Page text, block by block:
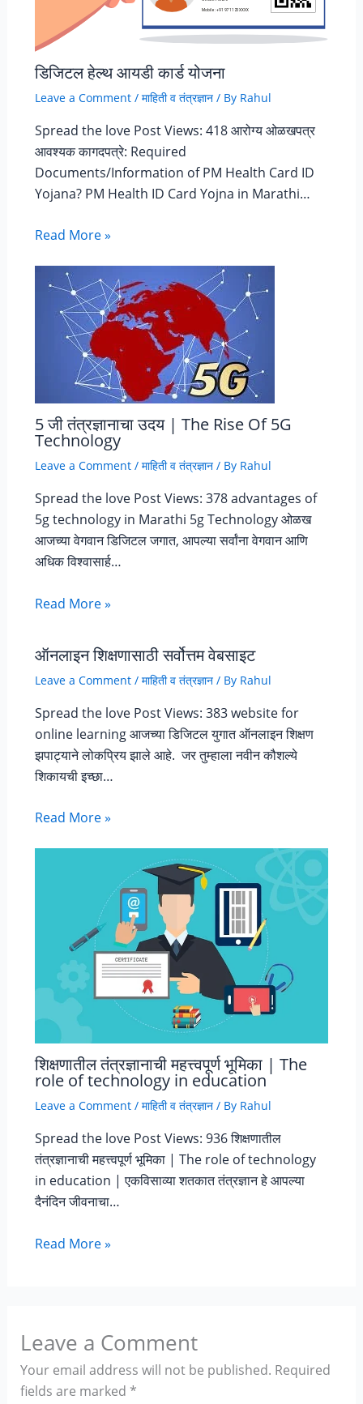
डिजिटल हेल्थ आयडी कार्ड योजना
Leave a Comment / माहिती व तंत्रज्ञान/ By Rahul
Spread the love Post Views: 418 आरोग्य ओळखपत्र
आवश्यक कागदपत्रे: Required
Documents/Information of PM Health Card ID
Yojana? PM Health ID Card Yojna in Marathi…
Read More »
5 जी तंत्रज्ञानाचा उदय | The Rise Of 5G
Technology
Leave a Comment / माहिती व तंत्रज्ञान/ By Rahul
Spread the love Post Views: 378 advantages of
5g technology in Marathi 5g Technology ओळख
आजच्या वेगवान डिजिटल जगात, आपल्या सर्वांना वेगवान आणि
अधिक विश्वासार्ह…
Read More »
ऑनलाइन शिक्षणासाठी सर्वोत्तम वेबसाइट
Leave a Comment / माहिती व तंत्रज्ञान/ By Rahul
Spread the love Post Views: 383 website for
online learning आजच्या डिजिटल युगात ऑनलाइन शिक्षण
झपाट्याने लोकप्रिय झाले आहे. जर तुम्हाला नवीन कौशल्ये
शिकायची इच्छा…
Read More »
शिक्षणातील तंत्रज्ञानाची महत्त्वपूर्ण भूमिका | The
role of technology in education
Leave a Comment / माहिती व तंत्रज्ञान/ By Rahul
Spread the love Post Views: 936 शिक्षणातील
तंत्रज्ञानाची महत्त्वपूर्ण भूमिका | The role of technology
in education | ए‍कविसाव्या शतकात तंत्रज्ञान हे आपल्या
दैनंदिन जीवनाचा…
Read More »
Leave a Comment
Your email address will not be published. Required
fields are marked *